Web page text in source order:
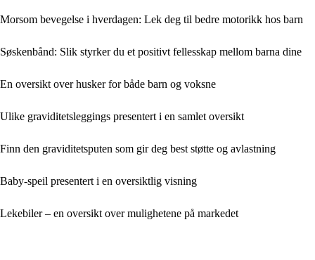
Morsom bevegelse i hverdagen: Lek deg til bedre motorikk hos barn
Søskenbånd: Slik styrker du et positivt fellesskap mellom barna dine
En oversikt over husker for både barn og voksne
Ulike graviditetsleggings presentert i en samlet oversikt
Finn den graviditetsputen som gir deg best støtte og avlastning
Baby-speil presentert i en oversiktlig visning
Lekebiler – en oversikt over mulighetene på markedet